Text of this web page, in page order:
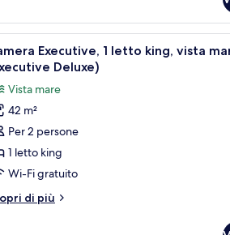
città.
scrivania, un bagno e una zona doccia.
Camera
7
Executive, 1 letto king, vista
Deluxe)
Vista mare
42 m²
Per 2 persone
1 letto king
Wi-Fi gratuito
di più